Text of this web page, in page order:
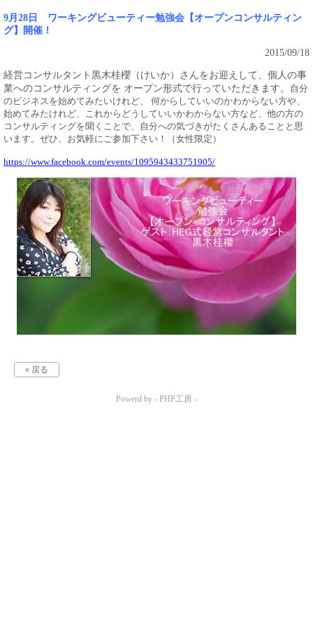
9月28日 ワーキングビューティー勉強会【オープンコンサルティン
グ】開催！
2015/09/18
経営コンサルタント黒木桂櫻（けいか）さんをお迎えして、個人の事
業へのコンサルティングを オープン形式で行っていただきます。 自分
のビジネスを始めてみたいけれど、 何からしていいのかわからない方や、
始めてみたけれど、これからどうしていいかわからない方など、他の方の
コンサルティングを聞くことで、自分への気づきがたくさんあることと思
います。ぜひ、お気軽にご参加下さい！（女性限定）
https://www.facebook.com/events/1095943433751905/
« 戻る
Powerd by - PHP工房 -